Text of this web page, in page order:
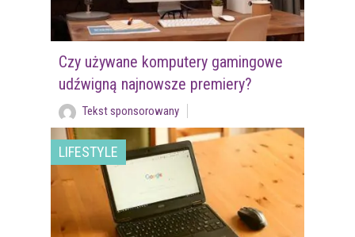
Czy używane komputery gamingowe
udźwigną najnowsze premiery?
Tekst sponsorowany
LIFESTYLE